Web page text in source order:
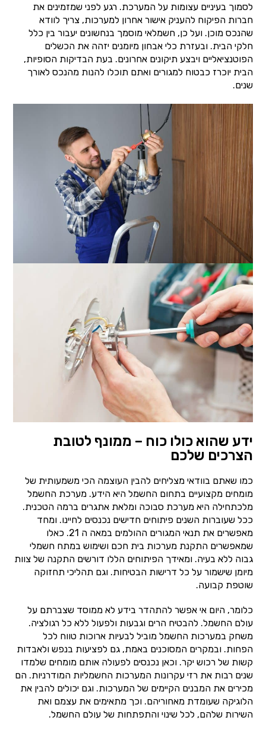
לסמוך בעיניים עצומות על המערכת. רגע לפני שמזמינים את
חברות הפיקוח להעניק אישור אחרון למערכות, צריך לוודא
שהנכס מוכן. ועל כן, חשמלאי מוסמך בנחשונים יעבור בין כלל
חלקי הבית. ובעזרת כלי אבחון מיומנים יזהה את הכשלים
הפוטנציאליים ויבצע תיקונים אחרונים. בעת הבדיקות הסופיות,
הבית יוכרז כבטוח למגורים ואתם תוכלו להנות מהנכס לאורך
שנים.
ידע שהוא כולו כוח – ממונף לטובת
הצרכים שלכם
כמו שאתם בוודאי מצליחים להבין העוצמה הכי משמעותית של
מומחים מקצועיים בתחום החשמל היא הידע. מערכת החשמל
מלכתחילה היא מערכת סבוכה ומלאת אתגרים ברמה הטכנית.
ככל שעוברות השנים פיתוחים חדישים נכנסים לחיינו. ומחד
מאפשרים את תנאי המגורים ההולמים במאה ה 21. כאלו
שמאפשרים התקנת מערכות בית חכם ושימוש במתח חשמלי
גבוה ללא בעיה. ומאידך הפיתוחים הללו דורשים התקנה של צוות
מיומן שישמור על כל דרישות הבטיחות. וגם תהליכי תחזוקה
שוטפת קבועה.
כלומר, היום אי אפשר להתהדר בידע לא ממוסד שצברתם על
עולם החשמל. להבטיח הרים וגבעות ולפעול ללא כל רגולציה.
משחק במערכות החשמל מוביל לבעיות ארוכות טווח לכל
הפחות. ובמקרים המסוכנים באמת, גם לפציעות בנפש ולאבדות
קשות של רכוש יקר. וכאן נכנסים לפעולה אותם מומחים שלמדו
שנים רבות את רזי עקרונות המערכות החשמליות המודרניות. הם
מכירים את המבנים הקיימים של המערכות. וגם יכולים להבין את
הלוגיקה שעומדת מאחוריהם. וכך מתאימים את עצמם ואת
השירות שלהם, לכל שינוי והתפתחות של עולם החשמל.